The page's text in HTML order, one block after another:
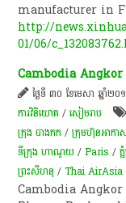
manufacturer in
http://
01/06/
Cambodia
ថ្ងៃទី ៣០ ខែមេសា ឆ្នាំ២០
ការវិនិយោគ /សៀមរាប
ក្រុង បាងកក /ក្រុមហ៊ុន​អាក
ទីក្រុង ហាណូយ /Paris /
ព្រះសីហនុ /Thai AirAsia
Cambodia